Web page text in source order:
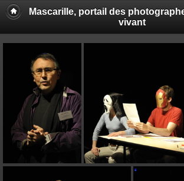
Mascarille, portail des
vivant